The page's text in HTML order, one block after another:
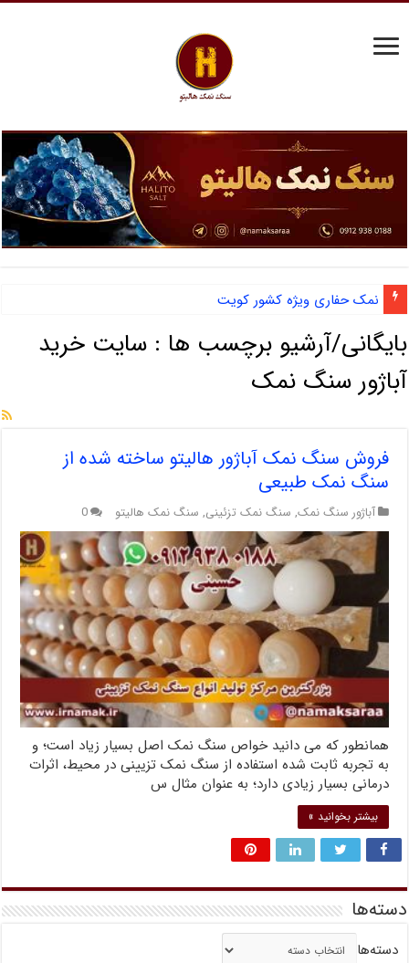
نمک حفاری ویژه کشور کویت
بایگانی/آرشیو برچسب ها : سایت خرید
آباژور سنگ نمک
فروش سنگ نمک آباژور هالیتو ساخته شده از
سنگ نمک طبیعی
آباژور سنگ نمک, سنگ نمک تزئینی, سنگ نمک هالیتو 0
همانطور که می‌ دانید خواص سنگ نمک اصل بسیار زیاد است؛ و
به تجربه ثابت شده استفاده از سنگ نمک تزیینی در محیط، اثرات
درمانی بسیار زیادی دارد؛ به عنوان مثال س
بیشتر بخوانید »
دسته‌ها
دسته‌ها